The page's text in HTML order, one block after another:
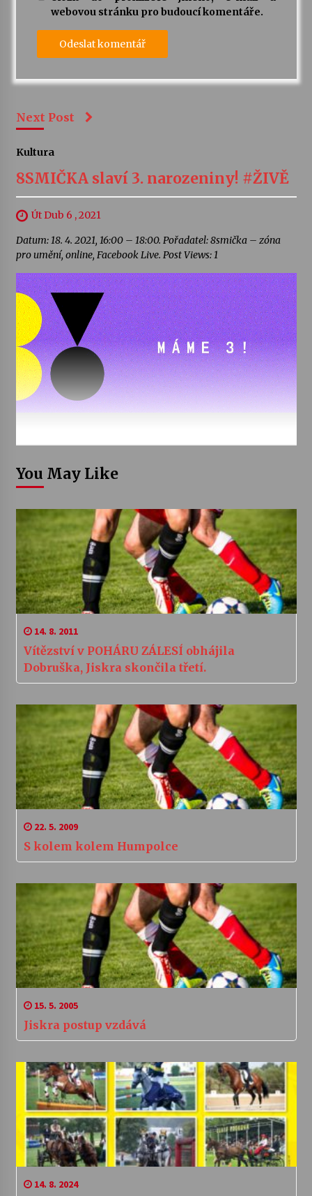
webovou stránku pro budoucí komentáře.
Next Post
Kultura
8SMIČKA slaví 3. narozeniny! #ŽIVĚ
Út Dub 6 , 2021
Datum: 18. 4. 2021, 16:00 – 18:00. Pořadatel: 8smička – zóna
pro umění, online, Facebook Live. Post Views: 1
You May Like
14. 8. 2011
Vítězství v POHÁRU ZÁLESÍ obhájila
Dobruška, Jiskra skončila třetí.
22. 5. 2009
S kolem kolem Humpolce
15. 5. 2005
Jiskra postup vzdává
14. 8. 2024